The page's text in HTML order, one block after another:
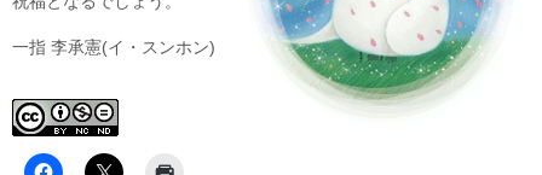
一指 李承憲(イ・スンホン)